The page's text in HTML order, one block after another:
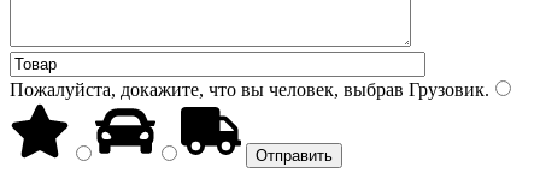
Пожалуйста, докажите, что вы человек, выбрав Грузовик.